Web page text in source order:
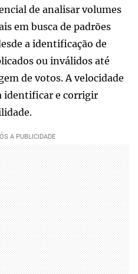
de analisar volumes
em busca de padrões
a identificação de
ou inválidos até
de votos. A velocidade
identificar e corrigir